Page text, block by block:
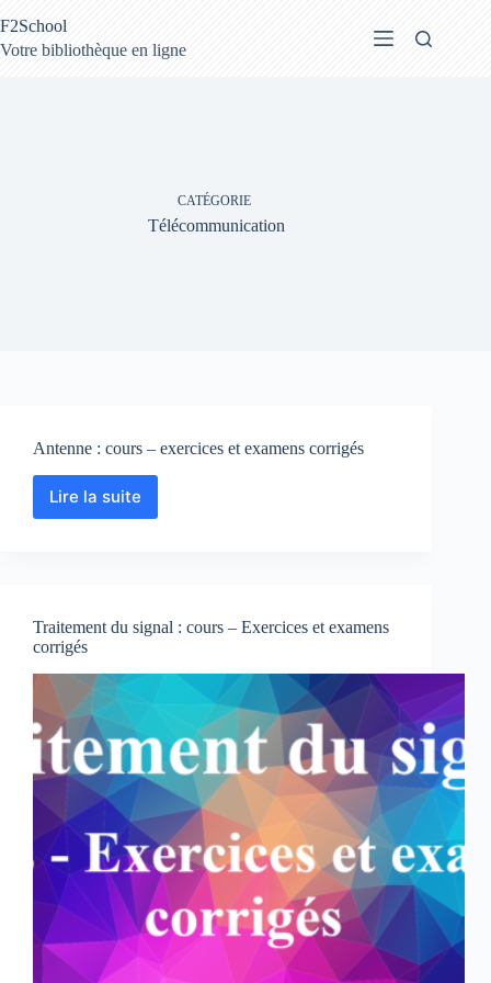
au
contenu
F2School
Votre bibliothèque en ligne
CATÉGORIE
Télécommunication
Antenne : cours – exercices et examens corrigés
Lire la suite
Antenne
examens
Traitement du signal : cours – Exercices et examens
corrigés